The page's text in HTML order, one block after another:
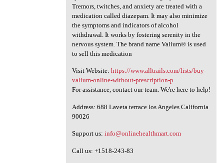
Tremors, twitches, and anxiety are treated with a
medication called diazepam. It may also minimize
the symptoms and indicators of alcohol
withdrawal. It works by fostering serenity in the
nervous system. The brand name Valium® is used
to sell this medication
Visit Website: https://www.alltrails.com/lists/buy-
valium-online-without-prescription-p...
For assistance, contact our team. We're here to help!
Address: 688 Laveta terrace los Angeles California
90026
Support us: info@onlinehealthmart.com
Call us: +1518-243-83